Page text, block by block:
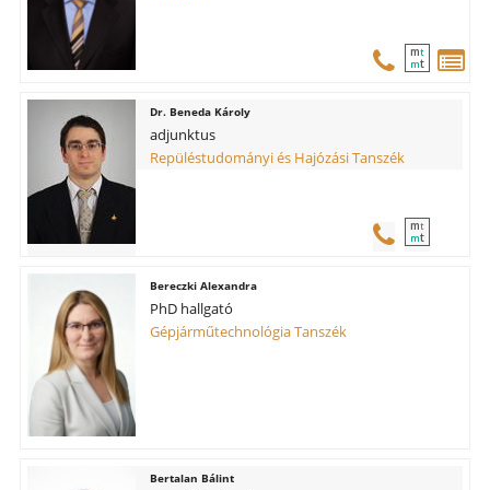
mt
mt
Beneda Károly
adjunktus
Repüléstudományi és Hajózási Tanszék
mt
mt
Bereczki Alexandra
PhD hallgató
Gépjárműtechnológia Tanszék
Bertalan Bálint